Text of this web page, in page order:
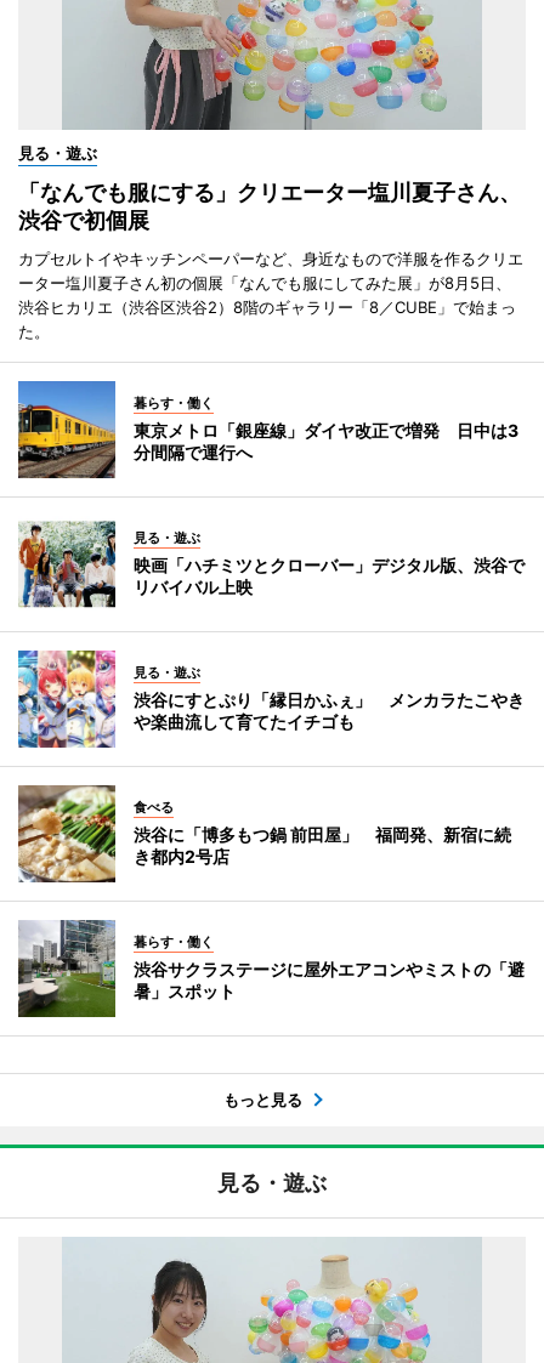
見る・遊ぶ
「なんでも服にする」クリエーター塩川夏子さん、
渋谷で初個展
カプセルトイやキッチンペーパーなど、身近なもので洋服を作るクリエ
ーター塩川夏子さん初の個展「なんでも服にしてみた展」が8月5日、
渋谷ヒカリエ（渋谷区渋谷2）8階のギャラリー「8／CUBE」で始まっ
た。
暮らす・働く
東京メトロ「銀座線」ダイヤ改正で増発 日中は3
分間隔で運行へ
見る・遊ぶ
映画「ハチミツとクローバー」デジタル版、渋谷で
リバイバル上映
見る・遊ぶ
渋谷にすとぷり「縁日かふぇ」 メンカラたこやき
や楽曲流して育てたイチゴも
食べる
渋谷に「博多もつ鍋 前田屋」 福岡発、新宿に続
き都内2号店
暮らす・働く
渋谷サクラステージに屋外エアコンやミストの「避
暑」スポット
もっと見る
見る・遊ぶ